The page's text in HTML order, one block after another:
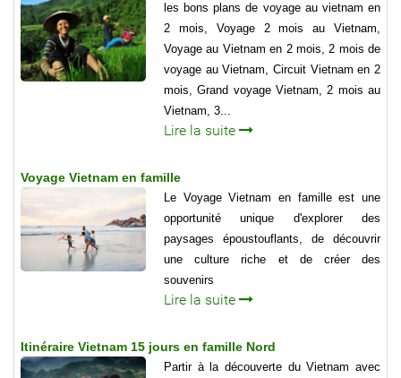
les bons plans de voyage au vietnam en
2 mois, Voyage 2 mois au Vietnam,
Voyage au Vietnam en 2 mois, 2 mois de
voyage au Vietnam, Circuit Vietnam en 2
mois, Grand voyage Vietnam, 2 mois au
Vietnam, 3...
Lire la suite
Voyage Vietnam en famille
Le Voyage Vietnam en famille est une
opportunité unique d'explorer des
paysages époustouflants, de découvrir
une culture riche et de créer des
souvenirs
Lire la suite
Itinéraire Vietnam 15 jours en famille Nord
Partir à la découverte du Vietnam avec